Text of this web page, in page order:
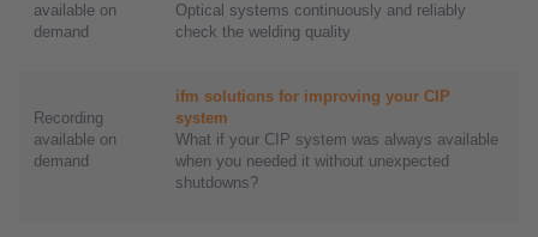
available on
demand
Optical systems continuously and reliably
check the welding quality
Recording
available on
demand
ifm solutions for improving your CIP
system
What if your CIP system was always available
when you needed it without unexpected
shutdowns?